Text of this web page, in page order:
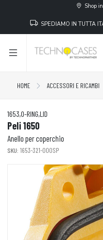
Shop
SPEDIAMO IN TUTTA
HOME ACCESSORI E RICAMBI
1653,O-RING,LID
Peli 1650
Anello per coperchio
SKU: 1653-321-000SP